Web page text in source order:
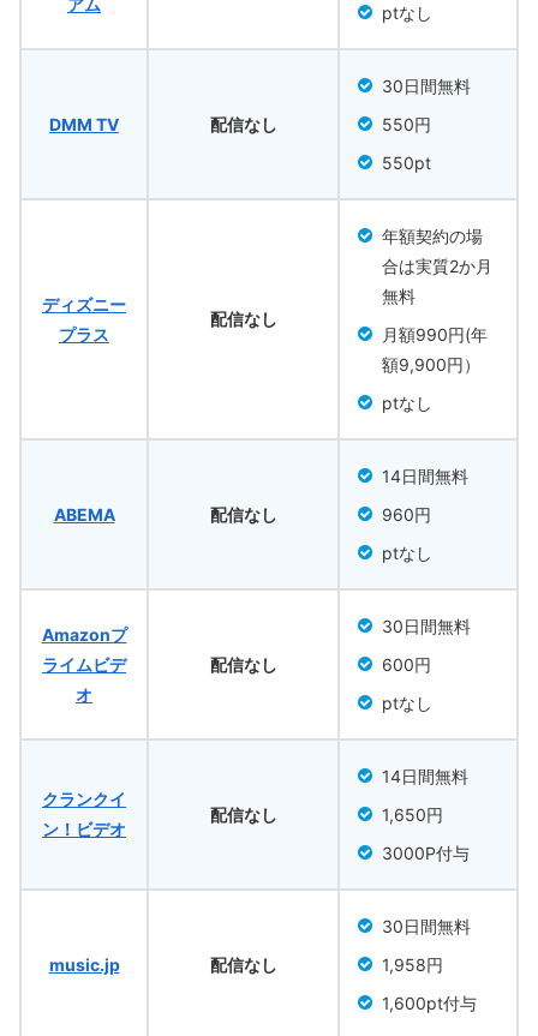
アム ptなし
DMM TV 配信なし
30日間無料
550円
550pt
ディズニー
プラス
配信なし
年額契約の場
合は実質2か月
無料
月額990円(年
額9,900円）
ptなし
ABEMA 配信なし
14日間無料
960円
ptなし
Amazonプ
ライムビデ
オ
配信なし
30日間無料
600円
ptなし
クランクイ
ン！ビデオ
配信なし
14日間無料
1,650円
3000P付与
music.jp 配信なし
30日間無料
1,958円
1,600pt付与